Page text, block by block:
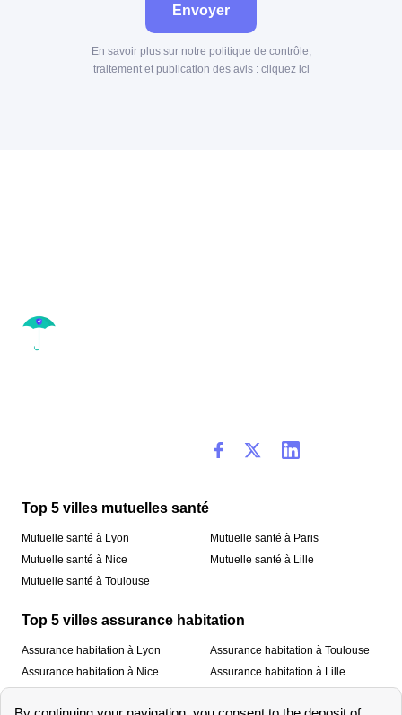
Envoyer
En savoir plus sur notre politique de contrôle,
traitement et publication des avis : cliquez ici
Top 5 villes mutuelles santé
Mutuelle santé à Lyon
Mutuelle santé à Nice
Mutuelle santé à Toulouse
Mutuelle santé à Paris
Mutuelle santé à Lille
Top 5 villes assurance habitation
Assurance habitation à Lyon
Assurance habitation à Nice
Assurance habitation à Toulouse
Assurance habitation à Lille